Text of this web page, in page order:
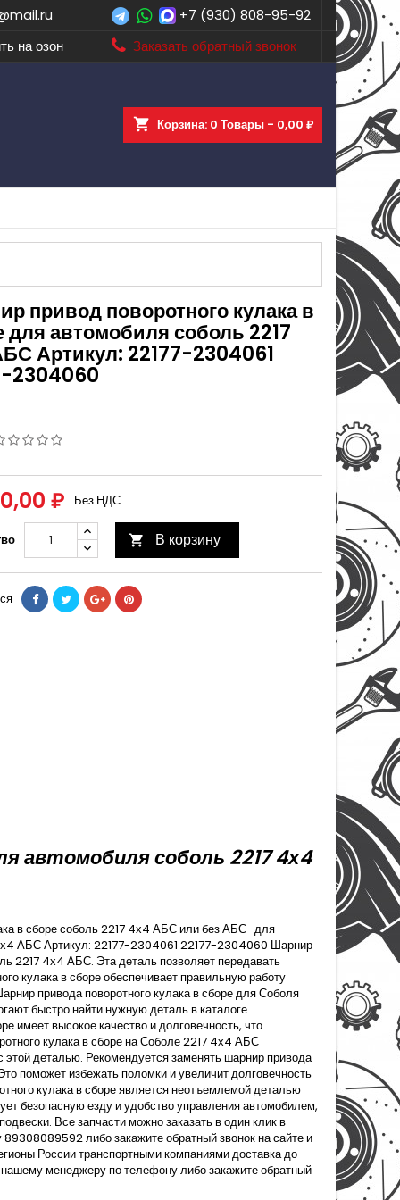
+7 (930) 808-95-92
Заказать обратный звонок
на озон
shopping_cart Корзина: 0 Товары - 0,00 ₽
привод поворотного кулака в
для автомобиля соболь 2217
Артикул: 22177-2304061
2304060
₽ Без НДС
 В корзину
автомобиля соболь 2217 4х4
в сборе соболь 2217 4х4 АБС или без АБС для
АБС Артикул: 22177-2304061 22177-2304060 Шарнир
2217 4х4 АБС. Эта деталь позволяет передавать
кулака в сборе обеспечивает правильную работу
привода поворотного кулака в сборе для Соболя
быстро найти нужную деталь в каталоге
имеет высокое качество и долговечность, что
кулака в сборе на Соболе 2217 4х4 АБС
деталью. Рекомендуется заменять шарнир привода
поможет избежать поломки и увеличит долговечность
кулака в сборе является неотъемлемой деталью
безопасную езду и удобство управления автомобилем,
Все запчасти можно заказать в один клик в
либо закажите обратный звонок на сайте и
России транспортными компаниями доставка до
менеджеру по телефону либо закажите обратный